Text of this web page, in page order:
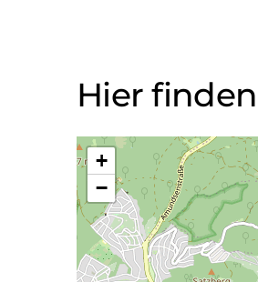
Hier
+
−